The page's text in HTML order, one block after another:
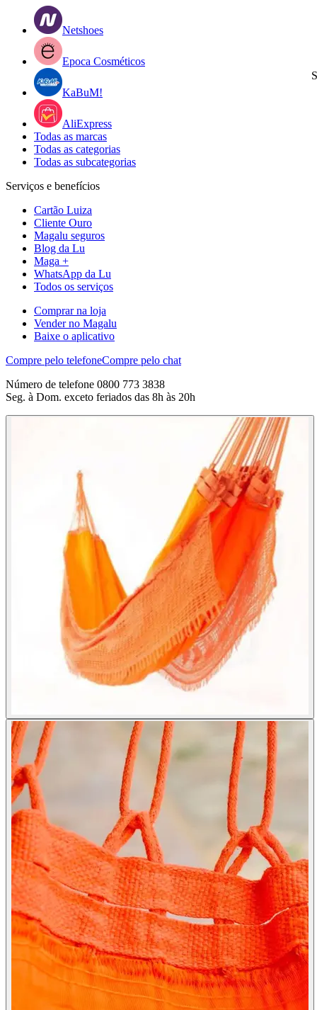
Netshoes
Epoca Cosméticos
KaBuM!
AliExpress
Todas as marcas
Todas as categorias
Todas as subcategorias
Serviços e benefícios
Cartão Luiza
Cliente Ouro
Magalu seguros
Blog da Lu
Maga +
WhatsApp da Lu
Todos os serviços
Comprar na loja
Vender no Magalu
Baixe o aplicativo
Compre pelo telefoneCompre pelo chat
Número de telefone 0800 773 3838
Seg. à Dom. exceto feriados das 8h às 20h